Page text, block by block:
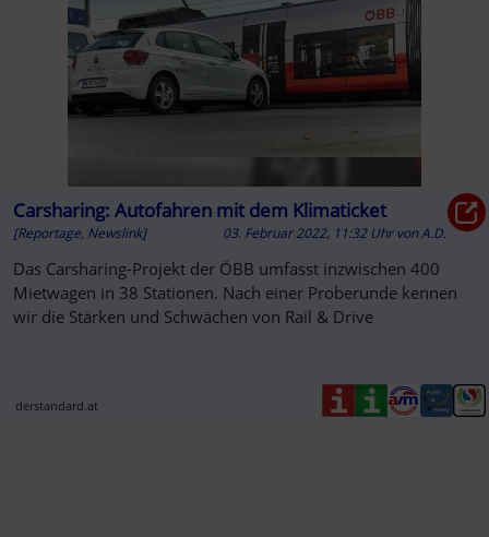
Carsharing: Autofahren mit dem Klimaticket
[Reportage, Newslink] 03. Februar 2022, 11:32 Uhr vonA.D.
Das Carsharing-Projekt der ÖBB umfasst inzwischen 400
Mietwagen in 38 Stationen. Nach einer Proberunde kennen
wir die Stärken und Schwächen von Rail & Drive
derstandard.at